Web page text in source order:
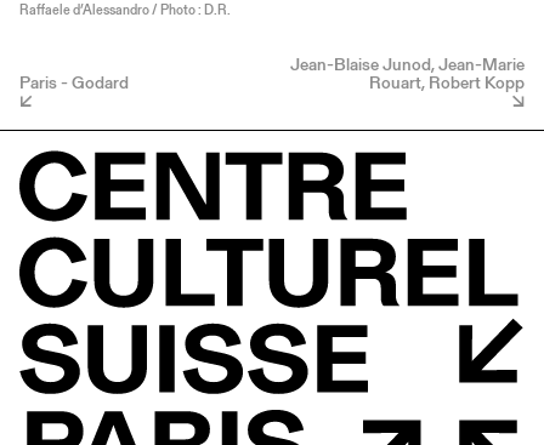
Raffaele d’Alessandro / Photo : D.R.
Paris - Godard
Jean-Blaise Junod, Jean-Marie
Rouart, Robert Kopp